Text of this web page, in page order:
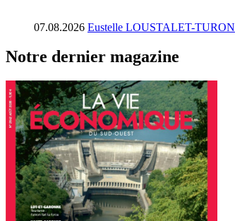
07.08.2026 Eustelle LOUSTALET-TURON
Notre dernier magazine